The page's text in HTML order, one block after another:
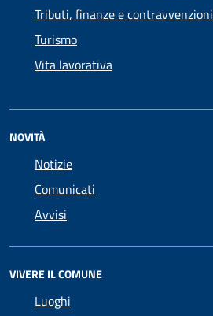
Tributi, finanze e contravvenzioni
Turismo
Vita lavorativa
NOVITÀ
Notizie
Comunicati
Avvisi
VIVERE IL COMUNE
Luoghi